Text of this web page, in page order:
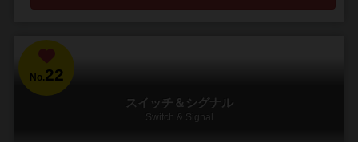
No.22
スイッチ＆シグナル
Switch & Signal